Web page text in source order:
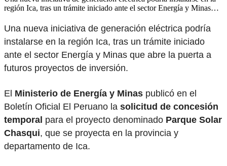
región Ica, tras un trámite iniciado ante el sector Energía y Minas…
Una nueva iniciativa de generación eléctrica podría
instalarse en la región Ica, tras un trámite iniciado
ante el sector Energía y Minas que abre la puerta a
futuros proyectos de inversión.
El Ministerio de Energía y Minas publicó en el
Boletín Oficial El Peruano la solicitud de concesión
temporal para el proyecto denominado Parque Solar
Chasqui, que se proyecta en la provincia y
departamento de Ica.